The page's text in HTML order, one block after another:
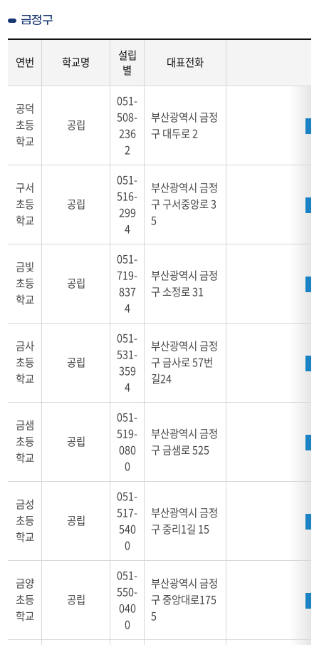
금정구
교
내
정
연
번,
학
명,
설
표
전
화,
소,
위
치,
학
알
미,
홈
이
로
구
성
연번 학교명
설립
별
대표전화
공덕
초등
학교
공립
051-
508-
236
2
부산광역시 금정
구 대두로 2
구서
초등
학교
공립
051-
516-
299
4
부산광역시 금정
구 구서중앙로 3
5
금빛
초등
학교
공립
051-
719-
837
4
부산광역시 금정
구 소정로 31
금사
초등
학교
공립
051-
531-
359
4
부산광역시 금정
구 금사로 57번
길24
금샘
초등
학교
공립
051-
519-
080
0
부산광역시 금정
구 금샘로 525
금성
초등
학교
공립
051-
517-
540
0
부산광역시 금정
구 중리1길 15
금양
초등
학교
공립
051-
550-
040
0
부산광역시 금정
구 중앙대로175
5